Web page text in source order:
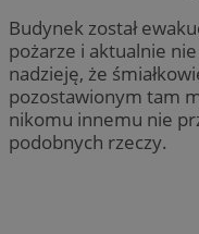
Budynek został
pożarze i aktualnie
nadzieję, że
pozostawionym tam
nikomu innemu nie
podobnych rzeczy.